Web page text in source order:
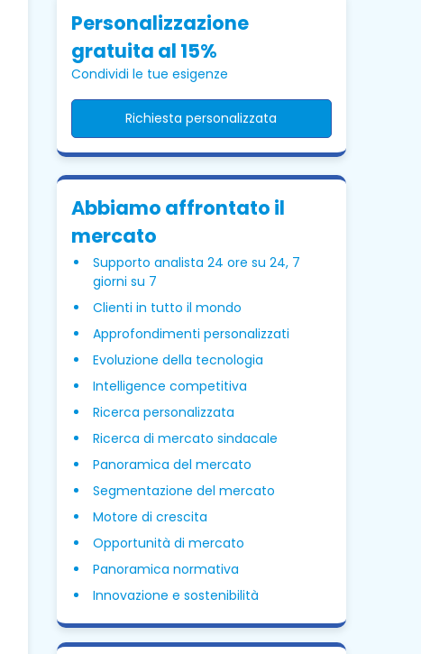
Personalizzazione
gratuita al 15%
Condividi le tue esigenze
Richiesta personalizzata
Abbiamo affrontato il
mercato
Supporto analista 24 ore su 24, 7
giorni su 7
Clienti in tutto il mondo
Approfondimenti personalizzati
Evoluzione della tecnologia
Intelligence competitiva
Ricerca personalizzata
Ricerca di mercato sindacale
Panoramica del mercato
Segmentazione del mercato
Motore di crescita
Opportunità di mercato
Panoramica normativa
Innovazione e sostenibilità